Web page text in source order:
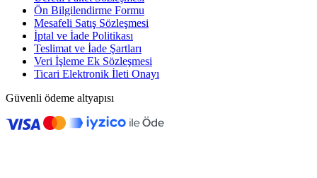
Ön Bilgilendirme Formu
Mesafeli Satış Sözleşmesi
İptal ve İade Politikası
Teslimat ve İade Şartları
Veri İşleme Ek Sözleşmesi
Ticari Elektronik İleti Onayı
Güvenli ödeme altyapısı